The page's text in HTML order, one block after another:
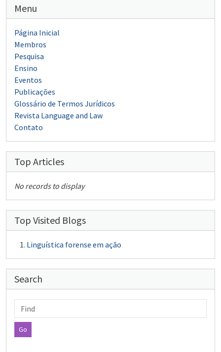
Menu
Página Inicial
Membros
Pesquisa
Ensino
Eventos
Publicações
Glossário de Termos Jurídicos
Revista Language and Law
Contato
Top Articles
No records to display
Top Visited Blogs
Linguística forense em ação
Search
Find